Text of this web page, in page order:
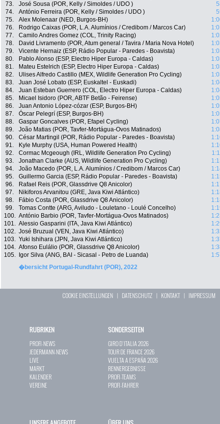
73.
José Sousa (POR, Kelly / Simoldes / UDO )
74.
António Ferreira (POR, Kelly / Simoldes / UDO )
75.
Alex Molenaar (NED, Burgos-BH)
76.
Rodrigo Caixas (POR, L.A. Alumínios / Credibom / Marcos Car)
77.
Camilo Andres Gomez (COL, Trinity Racing)
78.
David Livramento (POR, Atum general / Tavira / Maria Nova Hotel)
79.
Vicente Hernaiz (ESP, Rádio Popular - Paredes - Boavista)
80.
Pablo Alonso (ESP, Electro Hiper Europa - Caldas)
81.
Mateu Estelrich (ESP, Electro Hiper Europa - Caldas)
82.
Ulises Alfredo Castillo (MEX, Wildlife Generation Pro Cycling)
83.
Juan José Lobato (ESP, Euskaltel - Euskadi)
84.
Juan Esteban Guerrero (COL, Electro Hiper Europa - Caldas)
85.
Micael Isidoro (POR, ABTF Betão - Feirense)
86.
Juan Antonio López-cózar (ESP, Burgos-BH)
87.
Óscar Pelegrí (ESP, Burgos-BH)
88.
Gaspar Goncalves (POR, Efapel Cycling)
89.
João Matias (POR, Tavfer-Mortágua-Ovos Matinados)
90.
César Martingil (POR, Rádio Popular - Paredes - Boavista)
91.
Kyle Murphy (USA, Human Powered Health)
92.
Cormac Mcgeough (IRL, Wildlife Generation Pro Cycling)
93.
Jonathan Clarke (AUS, Wildlife Generation Pro Cycling)
94.
João Macedo (POR, L.A. Alumínios / Credibom / Marcos Car)
95.
Guillermo Garcia (ESP, Rádio Popular - Paredes - Boavista)
96.
Rafael Reis (POR, Glassdrive Q8 Anicolor)
97.
Nikiforos Arvanitou (GRE, Java Kiwi Atlántico)
98.
Fábio Costa (POR, Glassdrive Q8 Anicolor)
99.
Tomas Contte (ARG, Aviludo - Louletano - Loulé Concelho)
100. António Barbio (POR, Tavfer-Mortágua-Ovos Matinados)
101. Alessio Gasparini (ITA, Java Kiwi Atlántico)
102. José Bruzual (VEN, Java Kiwi Atlántico)
103. Yuki Ishihara (JPN, Java Kiwi Atlántico)
104. Afonso Eulálio (POR, Glassdrive Q8 Anicolor)
105.
Igor Silva (ANG, BAI - Sicasal - Petro de Luanda)
�bersicht Portugal-Rundfahrt (POR), 2022
COOKIE EINSTELLUNGEN | DATENSCHUTZ | KONTAKT| IMPRESSUM
RUBRIKEN
PROFI-NEWS
JEDERMANN-NEWS
LIVE
MARKT
KALENDER
VEREINE
SONDERSEITEN
GIRO D`ITALIA 2026
TOUR DE FRANCE 2026
VUELTA A ESPAÑA 2026
RENNERGEBNISSE
PROFI-TEAMS
PROFI-FAHRER